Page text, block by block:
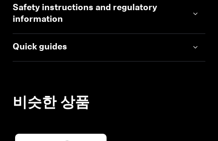
Safety instructions and regulatory
information
Quick guides
비슷한 상품